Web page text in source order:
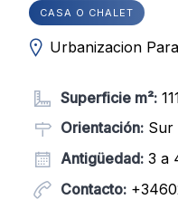
CASA O CHALET
Urbanizacion
Superficie m²:
Orientación: Sur
Antigüedad: 3 a
Contacto: